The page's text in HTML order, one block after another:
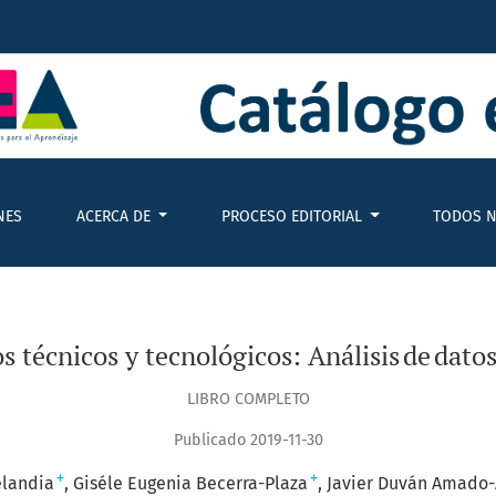
ACERCA DE PROCESO EDITORIAL TODOS
técnicos y tecnológicos: Análisis de
LIBRO COMPLETO
Publicado 2019-11-30
+ Giséle Eugenia Becerra-Plaza + Javier Duván